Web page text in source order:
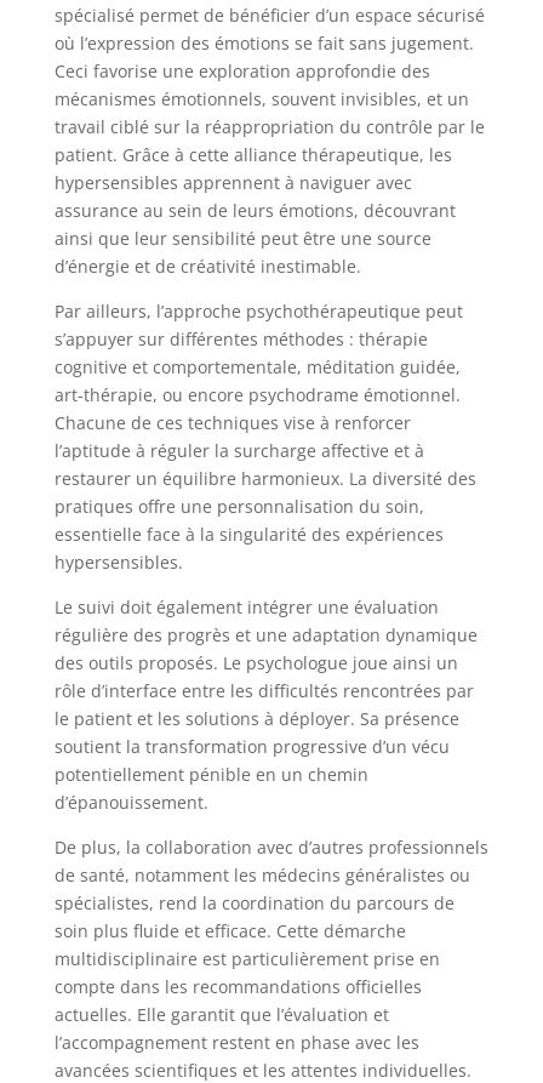
spécialisé permet de bénéficier d’un espace sécurisé
où l’expression des émotions se fait sans jugement.
Ceci favorise une exploration approfondie des
mécanismes émotionnels, souvent invisibles, et un
travail ciblé sur la réappropriation du contrôle par le
patient. Grâce à cette alliance thérapeutique, les
hypersensibles apprennent à naviguer avec
assurance au sein de leurs émotions, découvrant
ainsi que leur sensibilité peut être une source
d’énergie et de créativité inestimable.
Par ailleurs, l’approche psychothérapeutique peut
s’appuyer sur différentes méthodes : thérapie
cognitive et comportementale, méditation guidée,
art-thérapie, ou encore psychodrame émotionnel.
Chacune de ces techniques vise à renforcer
l’aptitude à réguler la surcharge affective et à
restaurer un équilibre harmonieux. La diversité des
pratiques offre une personnalisation du soin,
essentielle face à la singularité des expériences
hypersensibles.
Le suivi doit également intégrer une évaluation
régulière des progrès et une adaptation dynamique
des outils proposés. Le psychologue joue ainsi un
rôle d’interface entre les difficultés rencontrées par
le patient et les solutions à déployer. Sa présence
soutient la transformation progressive d’un vécu
potentiellement pénible en un chemin
d’épanouissement.
De plus, la collaboration avec d’autres professionnels
de santé, notamment les médecins généralistes ou
spécialistes, rend la coordination du parcours de
soin plus fluide et efficace. Cette démarche
multidisciplinaire est particulièrement prise en
compte dans les recommandations officielles
actuelles. Elle garantit que l’évaluation et
l’accompagnement restent en phase avec les
avancées scientifiques et les attentes individuelles.